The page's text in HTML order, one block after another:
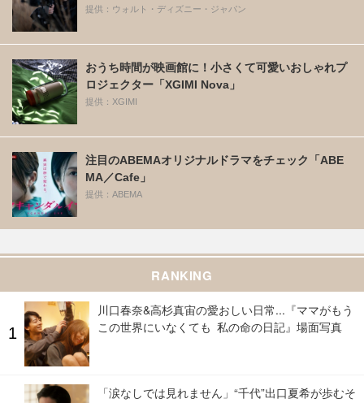
提供：ウォルト・ディズニー・ジャパン
おうち時間が映画館に！小さくて可愛いおしゃれプ
ロジェクター「XGIMI Nova」
提供：XGIMI
注目のABEMAオリジナルドラマをチェック「ABE
MA／Cafe」
提供：ABEMA
RANKING
川口春奈&高杉真宙の愛おしい日常...『ママがもう
この世界にいなくても 私の命の日記』場面写真
「涙なしでは見れません」“千代”出口夏希が歩むそ